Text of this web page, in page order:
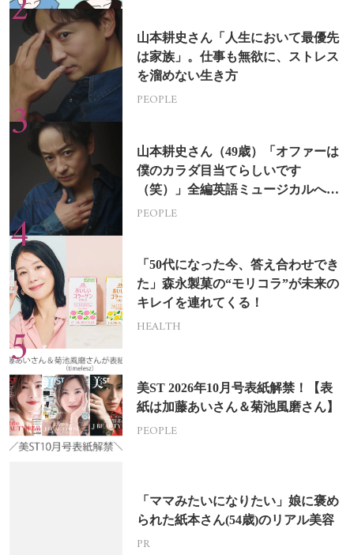
山本耕史さん「人生において最優先
は家族」。仕事も無欲に、ストレス
を溜めない生き方
PEOPLE
山本耕史さん（49歳）「オファーは
僕のカラダ目当てらしいです
（笑）」全編英語ミュージカルへの
挑戦
PEOPLE
「50代になった今、答え合わせでき
た」森永製菓の“モリコラ”が未来の
キレイを連れてくる！
HEALTH
美ST 2026年10月号表紙解禁！【表
紙は加藤あいさん＆菊池風磨さん】
PEOPLE
「ママみたいになりたい」娘に褒め
られた紙本さん(54歳)のリアル美容
PR